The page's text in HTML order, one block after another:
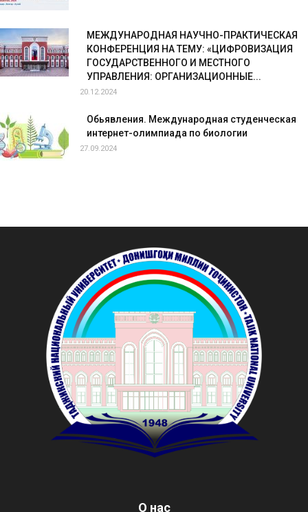
МЕЖДУНАРОДНАЯ НАУЧНО-ПРАКТИЧЕСКАЯ
КОНФЕРЕНЦИЯ НА ТЕМУ: «ЦИФРОВИЗАЦИЯ
ГОСУДАРСТВЕННОГО И МЕСТНОГО
УПРАВЛЕНИЯ: ОРГАНИЗАЦИОННЫЕ...
20.12.2024
Обьявления. Международная студенческая
интернет-олимпиада по биологии
27.09.2024
О нас